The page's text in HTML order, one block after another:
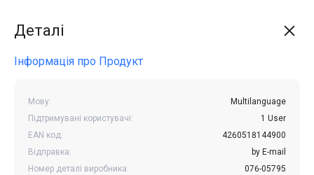
Деталі
Інформація про Продукт
Мову:
Multilanguage
Підтримувані користувачі:
1 User
EAN код:
4260518144900
Відправка:
by E-mail
Номер деталі виробника:
076-05795